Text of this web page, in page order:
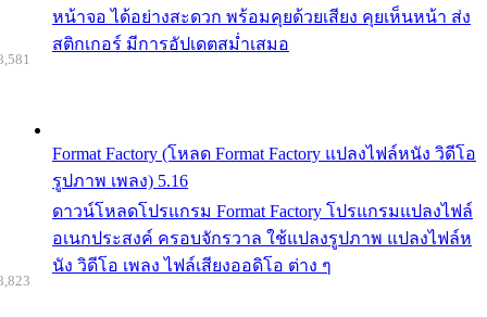
หน้าจอ ได้อย่างสะดวก พร้อมคุยด้วยเสียง คุยเห็นหน้า ส่ง
สติกเกอร์ มีการอัปเดตสม่ำเสมอ
Format Factory (โหลด Format Factory แปลงไฟล์หนัง วิดีโอ
รูปภาพ เพลง) 5.16
ดาวน์โหลดโปรแกรม Format Factory โปรแกรมแปลงไฟล์
อเนกประสงค์ ครอบจักรวาล ใช้แปลงรูปภาพ แปลงไฟล์ห
นัง วิดีโอ เพลง ไฟล์เสียงออดิโอ ต่าง ๆ